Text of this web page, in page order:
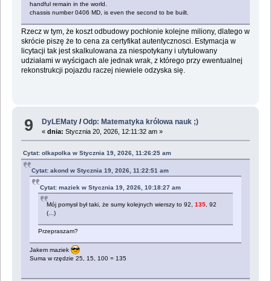
handful remain in the world.
chassis number 0406 MD, is even the second to be built.
Rzecz w tym, że koszt odbudowy pochłonie kolejne miliony, dlatego w
skrócie piszę że to cena za certyfikat autentycznosci. Estymacja w
licytacji tak jest skalkulowana za niespotykany i utytułowany
udziałami w wyścigach ale jednak wrak, z którego przy ewentualnej
rekonstrukcji pojazdu raczej niewiele odzyska się.
9 DyLEMaty /Odp: Matematyka królowa nauk ;)
«dnia: Stycznia 20, 2026, 12:11:32 am »
Cytat: olkapolka w Stycznia 19, 2026, 11:26:25 am
Cytat: akond w Stycznia 19, 2026, 11:22:51 am
Cytat: maziek w Stycznia 19, 2026, 10:18:27 am
Mój pomysł był taki, że sumy kolejnych wierszy to 92, 135, 92
(...)
Przepraszam?
Jakem maziek
Suma w rzędzie 25, 15, 100 = 135